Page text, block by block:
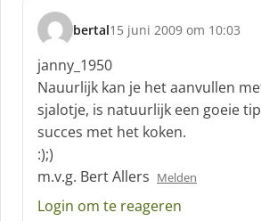
bertal
s
c
h
r
e
e
f
15 juni 2009 om 10:03
janny_1950
Nauurlijk kan je het aanvullen
sjalotje, is natuurlijk een goeie
succes met het koken.
:);)
m.v.g. Bert Allers Melden
Login om te reageren